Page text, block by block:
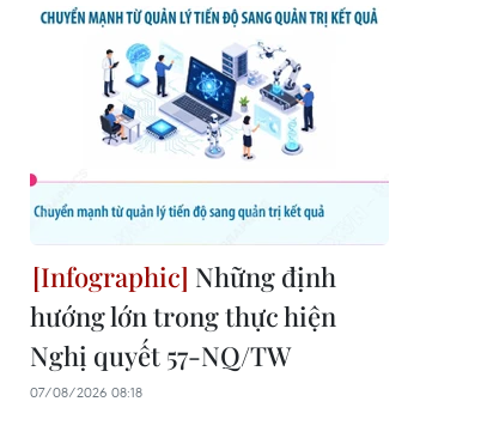
Những định
hướng lớn trong thực hiện
Nghị quyết 57-NQ/TW
07/08/2026 08:18